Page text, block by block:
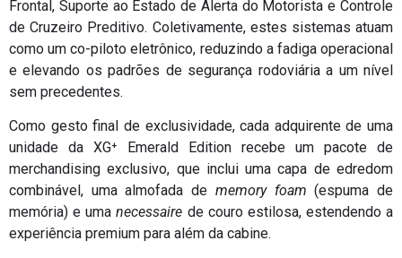
Frontal, Suporte ao Estado de Alerta do Motorista e Controle
de Cruzeiro Preditivo. Coletivamente, estes sistemas atuam
como um co-piloto eletrônico, reduzindo a fadiga operacional
e elevando os padrões de segurança rodoviária a um nível
sem precedentes.
Como gesto final de exclusividade, cada adquirente de uma
unidade da XG⁺ Emerald Edition recebe um pacote de
merchandising exclusivo, que inclui uma capa de edredom
combinável, uma almofada de memory foam (espuma de
memória) e umanecessaire de couro estilosa, estendendo a
experiência premium para além da cabine.